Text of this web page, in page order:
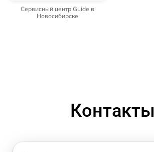
Сервисный центр Guide в
Новосибирске
Контакты